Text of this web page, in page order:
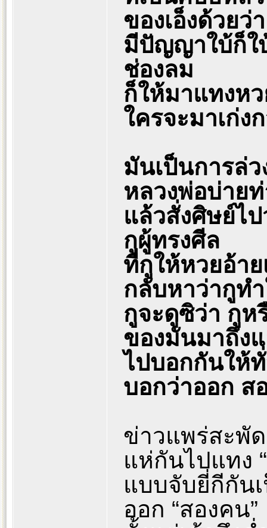
ของเอ็งด้วยว่า
มีปัญญาใบ้ก็ใ
ช่องลม
ก็ให้มาแทงห
ใครจะมาเก่ง
มันเป็นการล่
หลวงพ่อบ่าย
แล้วสั่งศิษย์ไ
กูผู้ทรงศีล
ที่กูให้หวยอ้า
กลับหาว่ากูท
กูจะดูซิว่า กู
ของมันมาถึง
ไปบอกกันให้
บอกว่าออก ส
ข่าวแพร่สะพั
แห่กันไปแทง
แบบจับยี่กีกัน
ออก “สองคน”